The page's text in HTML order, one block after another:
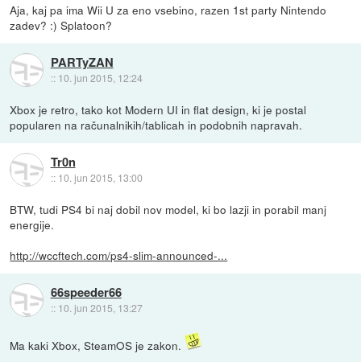
Aja, kaj pa ima Wii U za eno vsebino, razen 1st party Nintendo
zadev? :) Splatoon?
PARTyZAN
:: 10. jun 2015, 12:24
Xbox je retro, tako kot Modern UI in flat design, ki je postal
popularen na računalnikih/tablicah in podobnih napravah.
Tr0n
:: 10. jun 2015, 13:00
BTW, tudi PS4 bi naj dobil nov model, ki bo lazji in porabil manj
energije.
http://wccftech.com/ps4-slim-announced-...
66speeder66
:: 10. jun 2015, 13:27
Ma kaki Xbox, SteamOS je zakon.